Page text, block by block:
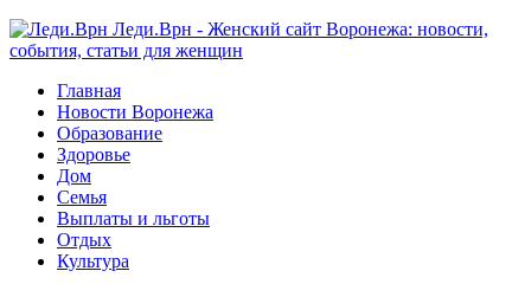
Леди.Врн - Женский сайт Воронежа: новости,
события, статьи для женщин
Главная
Новости Воронежа
Образование
Здоровье
Дом
Семья
Выплаты и льготы
Отдых
Культура